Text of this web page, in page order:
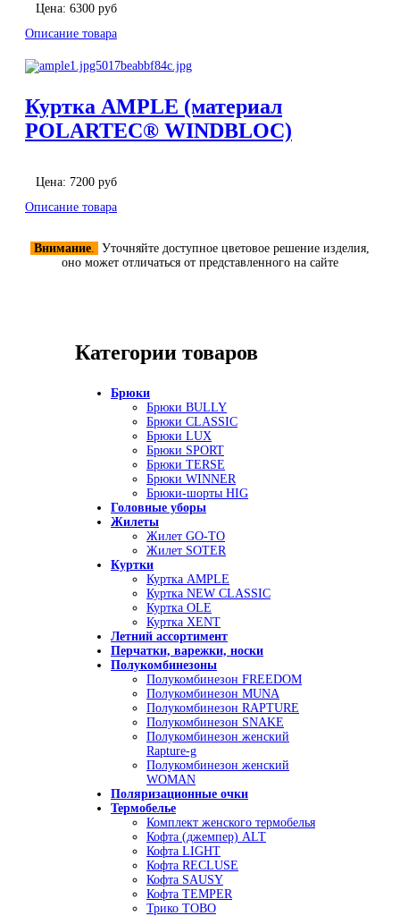
Цена: 6300 руб
Описание товара
Куртка AMPLE (материал
POLARTEC® WINDBLOC)
Цена: 7200 руб
Описание товара
Внимание
Уточняйте доступное цветовое решение изделия,
оно может отличаться от представленного на сайте
Категории товаров
Брюки
Брюки BULLY
Брюки CLASSIC
Брюки LUX
Брюки SPORT
Брюки TERSE
Брюки WINNER
Брюки-шорты HIG
Головные уборы
Жилеты
Жилет GO-TO
Жилет SOTER
Куртки
Куртка AMPLE
Куртка NEW CLASSIC
Куртка OLE
Куртка XENT
Летний ассортимент
Перчатки, варежки, носки
Полукомбинезоны
Полукомбинезон FREEDOM
Полукомбинезон MUNA
Полукомбинезон RAPTURE
Полукомбинезон SNAKE
Полукомбинезон женский
Rapture-g
Полукомбинезон женский
WOMAN
Поляризационные очки
Термобелье
Комплект женского термобелья
Кофта (джемпер) ALT
Кофта LIGHT
Кофта RECLUSE
Кофта SAUSY
Кофта TEMPER
Трико TOBO